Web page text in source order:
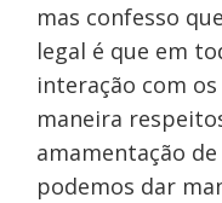
mas confesso
legal é que em
interação com
maneira
amamentação
podemos dar